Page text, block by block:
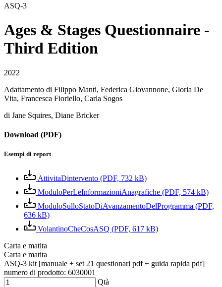
ASQ-3
Ages & Stages Questionnaire -
Third Edition
2022
Adattamento di Filippo Manti, Federica Giovannone, Gloria De
Vita, Francesca Fioriello, Carla Sogos
di Jane Squires, Diane Bricker
Download (PDF)
Esempi di report
AttivitaDintervento (PDF, 732 kB)
ModuloPerLeInformazioniAnagrafiche (PDF, 574 kB)
ModuloSulloStatoDiAvanzamentoDelProgramma (PDF,
636 kB)
VolantinoCheCosASQ (PDF, 617 kB)
Carta e matita
Carta e matita
ASQ-3 kit [manuale + set 21 questionari pdf + guida rapida pdf]
numero di prodotto: 6030001
Qtà